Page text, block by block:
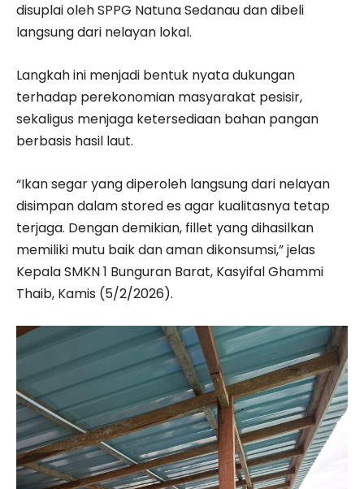
disuplai oleh SPPG Natuna Sedanau dan dibeli
langsung dari nelayan lokal.
Langkah ini menjadi bentuk nyata dukungan
terhadap perekonomian masyarakat pesisir,
sekaligus menjaga ketersediaan bahan pangan
berbasis hasil laut.
“Ikan segar yang diperoleh langsung dari nelayan
disimpan dalam stored es agar kualitasnya tetap
terjaga. Dengan demikian, fillet yang dihasilkan
memiliki mutu baik dan aman dikonsumsi,” jelas
Kepala SMKN 1 Bunguran Barat, Kasyifal Ghammi
Thaib, Kamis (5/2/2026).